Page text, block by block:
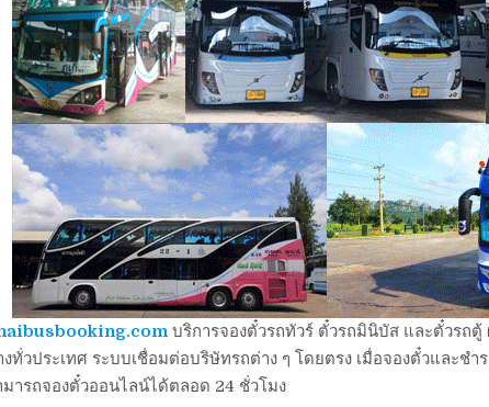
บริการจองตั๋วรถทัวร์ ตั๋วรถมินิบัส และตั๋วรถ
งทั่วประเทศ ระบบเชื่อมต่อบริษัทรถต่าง ๆ โดยตรง เมื่อจองตั๋วและช
มารถจองตั๋วออนไลน์ได้ตลอด 24 ชั่วโมง